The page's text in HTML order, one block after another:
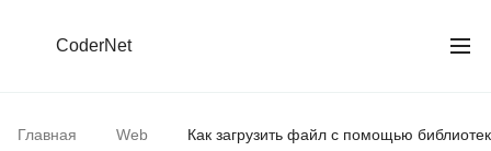
CoderNet
Главная Web Как загрузить файл с помощью